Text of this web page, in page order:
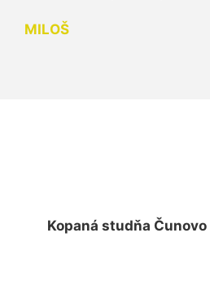
MILOŠ
Kopaná studňa Čunovo